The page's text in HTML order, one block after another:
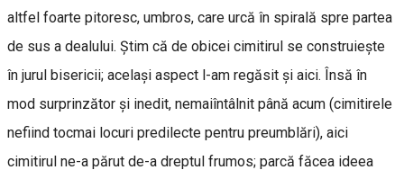
altfel foarte pitoresc, umbros, care urcă în spirală spre partea
de sus a dealului. Știm că de obicei cimitirul se construiește
în jurul bisericii; același aspect l-am regăsit și aici. Însă în
mod surprinzător și inedit, nemaiîntâlnit până acum (cimitirele
nefiind tocmai locuri predilecte pentru preumblări), aici
cimitirul ne-a părut de-a dreptul frumos; parcă făcea ideea